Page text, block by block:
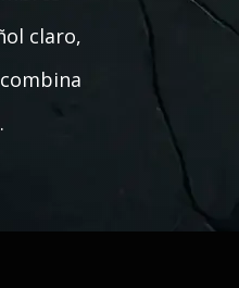
claro,